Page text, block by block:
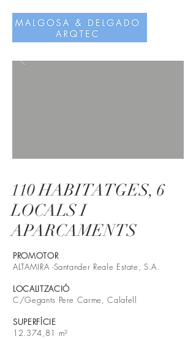
110 HABITATGES, 6
LOCALS I
APARCAMENTS
PROMOTOR
ALTAMIRA -Santander Reale Estate, S.A.
LOCALITZACIÓ
C/Gegants Pere Carme, Calafell
SUPERFÍCIE
12.374,81 m²